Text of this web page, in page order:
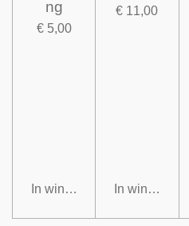
ng
€ 5,00
In winkelwagen
€ 11,00
In